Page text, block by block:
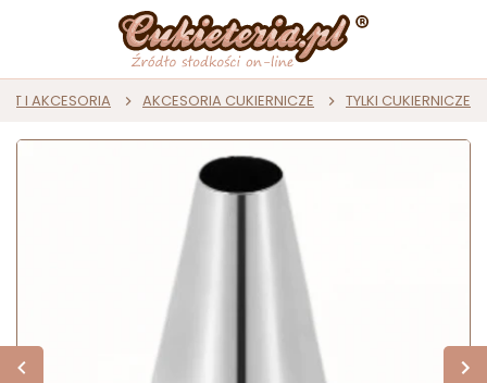
I AKCESORIA AKCESORIA CUKIERNICZE TYLKI CUKIERNICZE